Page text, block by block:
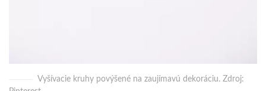
Vyšívacie kruhy povýšené na zaujímavú dekoráciu. Zdroj: